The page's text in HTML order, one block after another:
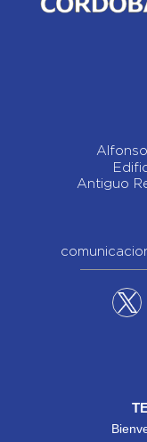
Antiguo